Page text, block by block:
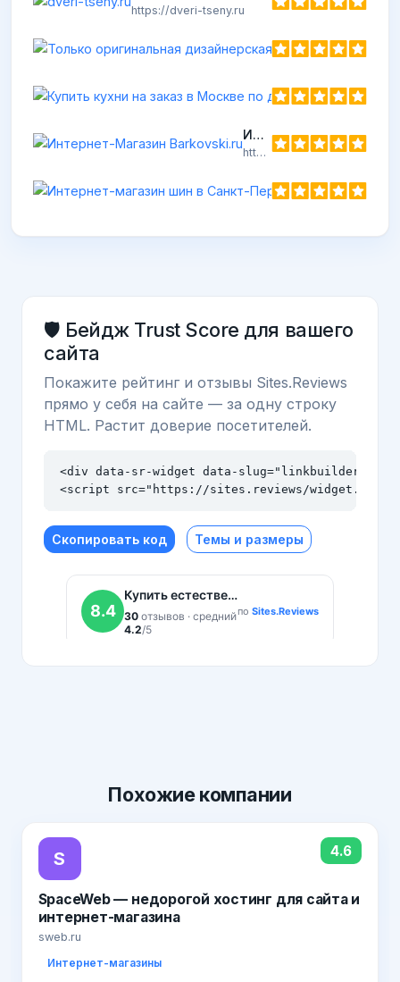
https://dveri-tseny.ru
Интернет-Магазин Barkovski.ru
https://barkovski.ru
https://
🛡️ Бейдж Trust Score для вашего
сайта
Покажите рейтинг и отзывы Sites.Reviews
прямо у себя на сайте — за одну строку
HTML. Растит доверие посетителей.
<div data-sr-widget data-slug="linkbuilder.su"
<script src="https://sites.reviews/widget.js"
Скопировать код Темы и размеры
Похожиекомпании
S 4.6
SpaceWeb — недорогой хостинг для сайта и
интернет-магазина
sweb.ru
Интернет-магазины